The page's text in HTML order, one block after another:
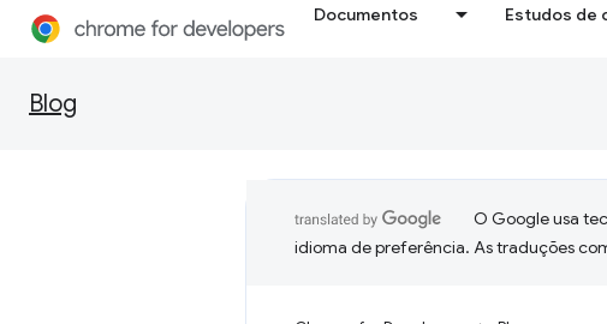
Documentos Estudos de
Blog
O Google usa
idioma de preferência. As traduções